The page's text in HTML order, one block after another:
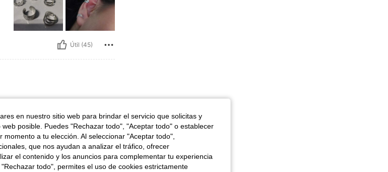
Útil (45)
para la
doradas que
estoy
escolar
un nuevo
en nuestro sitio web para brindar el servicio que solicitas y
posible. Puedes "Rechazar todo", "Aceptar todo" o establecer
a tu elección. Al seleccionar "Aceptar todo",
que nos ayudan a analizar el tráfico, ofrecer
el contenido y los anuncios para complementar tu experiencia
todo", permites el uso de cookies estrictamente